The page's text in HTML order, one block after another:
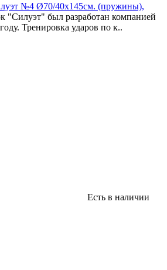
№4 Ø70/40х145см. (пружины),
"Силуэт" был разработан компанией
Тренировка ударов по к..
Есть в наличии